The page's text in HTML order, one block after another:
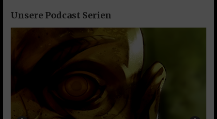
Unsere Podcast Serien